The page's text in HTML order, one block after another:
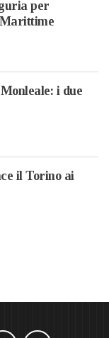
per
i due
il Torino ai